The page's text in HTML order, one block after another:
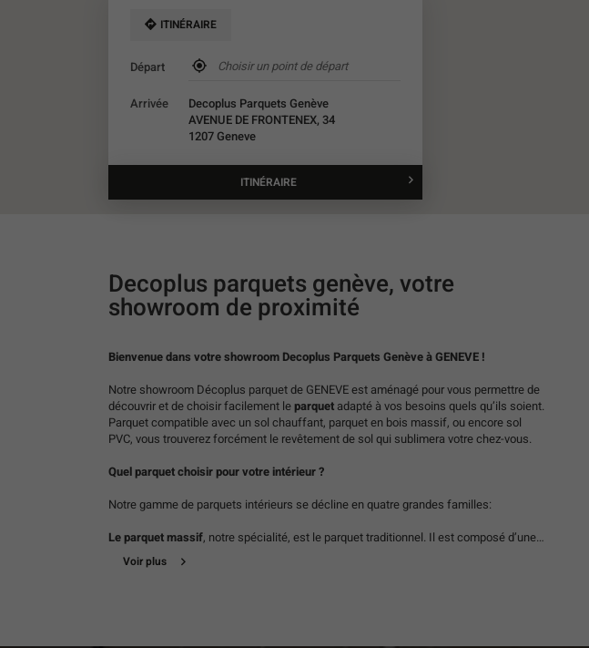
ITINÉRAIRE
Départ
,
point
de
vente
Parquets
Arrivée
Decoplus Parquets Genève
AVENUE DE FRONTENEX, 34
1207 Geneve
ITINÉRAIRE
JUSQU'AU
POINT
GENÈVE
Decoplus parquets genève, votre
showroom de proximité
Bienvenue dans votre showroom Decoplus Parquets Genève à GENEVE !
Notre showroom Décoplus parquet de GENEVE est aménagé pour vous permettre de
découvrir et de choisir facilement leparquet adapté à vos besoins quels qu’ils soient.
Parquet compatible avec un sol chauffant, parquet en bois massif, ou encore sol
PVC, vous trouverez forcément le revêtement de sol qui sublimera votre chez-vous.
Quel parquet choisir pour votre intérieur ?
Notre gamme de parquets intérieurs se décline en quatre grandes familles:
Le parquet massif, notre spécialité, est le parquet traditionnel. Il est composé d’une
seule variété de bois. Il possède la longévité et le confort du bois.
contrecollé
est esthétiquement similaire au parquet en bois massif. Il est composé
Voir plus